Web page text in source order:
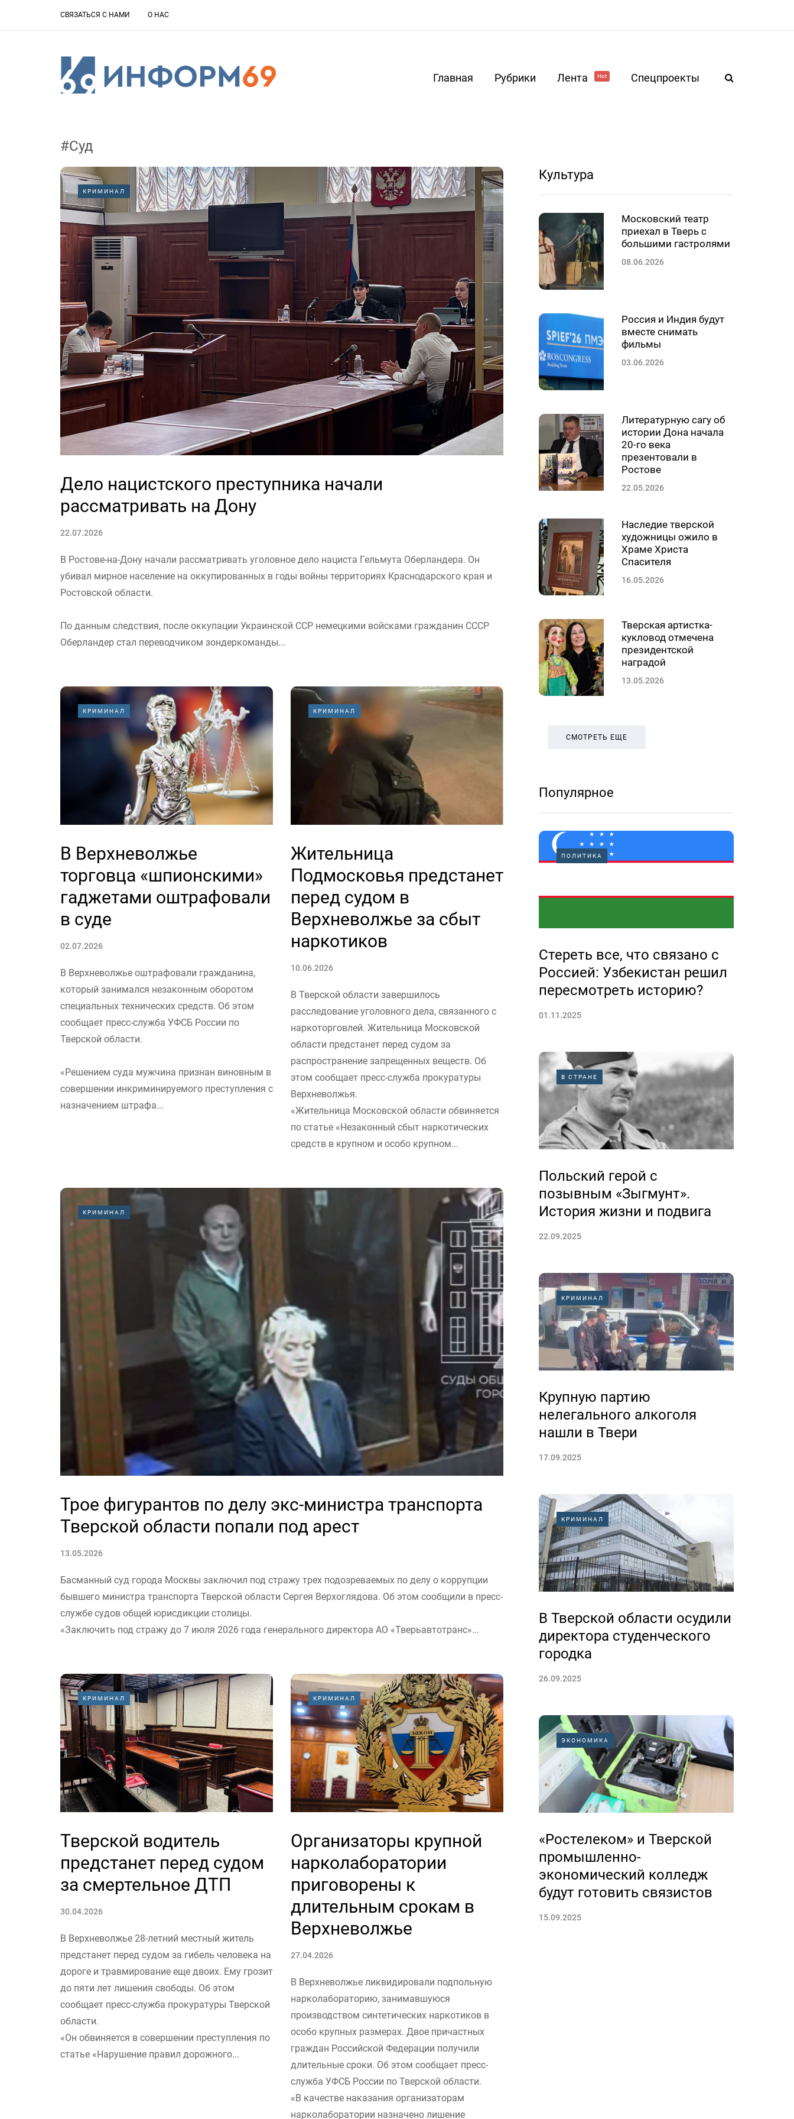
СВЯЗАТЬСЯ С НАМИ О НАС
Главная Рубрики Лента Hot Спецпроекты
#Суд
КРИМИНАЛ
Дело нацистского преступника начали
рассматривать на Дону
22.07.2026
В Ростове-на-Дону начали рассматривать уголовное дело нациста Гельмута Оберландера. Он
убивал мирное население на оккупированных в годы войны территориях Краснодарского края и
Ростовской области.
По данным следствия, после оккупации Украинской ССР немецкими войсками гражданин СССР
Оберландер стал переводчиком зондеркоманды...
КРИМИНАЛ
В Верхневолжье
торговца «шпионскими»
гаджетами оштрафовали
в суде
02.07.2026
В Верхневолжье оштрафовали гражданина,
который занимался незаконным оборотом
специальных технических средств. Об этом
сообщает пресс-служба УФСБ России по
Тверской области.
«Решением суда мужчина признан виновным в
совершении инкриминируемого преступления с
назначением штрафа...
КРИМИНАЛ
Жительница
Подмосковья предстанет
перед судом в
Верхневолжье за сбыт
наркотиков
10.06.2026
В Тверской области завершилось
расследование уголовного дела, связанного с
наркоторговлей. Жительница Московской
области предстанет перед судом за
распространение запрещенных веществ. Об
этом сообщает пресс-служба прокуратуры
Верхневолжья.
«Жительница Московской области обвиняется
по статье «Незаконный сбыт наркотических
средств в крупном и особо крупном...
КРИМИНАЛ
Трое фигурантов по делу экс-министра транспорта
Тверской области попали под арест
13.05.2026
Басманный суд города Москвы заключил под стражу трех подозреваемых по делу о коррупции
бывшего министра транспорта Тверской области Сергея Верхоглядова. Об этом сообщили в пресс-
службе судов общей юрисдикции столицы.
«Заключить под стражу до 7 июля 2026 года генерального директора АО «Тверьавтотранс»...
КРИМИНАЛ
Тверской водитель
предстанет перед судом
за смертельное ДТП
30.04.2026
В Верхневолжье 28-летний местный житель
предстанет перед судом за гибель человека на
дороге и травмирование еще двоих. Ему грозит
до пяти лет лишения свободы. Об этом
сообщает пресс-служба прокуратуры Тверской
области.
«Он обвиняется в совершении преступления по
статье «Нарушение правил дорожного...
КРИМИНАЛ
Организаторы крупной
нарколаборатории
приговорены к
длительным срокам в
Верхневолжье
27.04.2026
В Верхневолжье ликвидировали подпольную
нарколабораторию, занимавшуюся
производством синтетических наркотиков в
особо крупных размерах. Двое причастных
граждан Российской Федерации получили
длительные сроки. Об этом сообщает пресс-
служба УФСБ России по Тверской области.
«В качестве наказания организаторам
нарколаборатории назначено лишение
Культура
Московский театр
приехал в Тверь с
большими гастролями
08.06.2026
Россия и Индия будут
вместе снимать
фильмы
03.06.2026
Литературную сагу об
истории Дона начала
20-го века
презентовали в
Ростове
22.05.2026
Наследие тверской
художницы ожило в
Храме Христа
Спасителя
16.05.2026
Тверская артистка-
кукловод отмечена
президентской
наградой
13.05.2026
СМОТРЕТЬ ЕЩЕ
Популярное
ПОЛИТИКА
Стереть все, что связано с
Россией: Узбекистан решил
пересмотреть историю?
01.11.2025
В СТРАНЕ
Польский герой с
позывным «Зыгмунт».
История жизни и подвига
22.09.2025
КРИМИНАЛ
Крупную партию
нелегального алкоголя
нашли в Твери
17.09.2025
КРИМИНАЛ
В Тверской области осудили
директора студенческого
городка
26.09.2025
ЭКОНОМИКА
«Ростелеком» и Тверской
промышленно-
экономический колледж
будут готовить связистов
15.09.2025